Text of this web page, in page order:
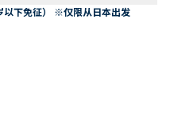
以下免征） ※仅限从日本出发